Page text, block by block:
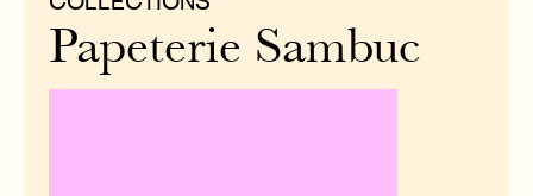
Papeterie Sambuc